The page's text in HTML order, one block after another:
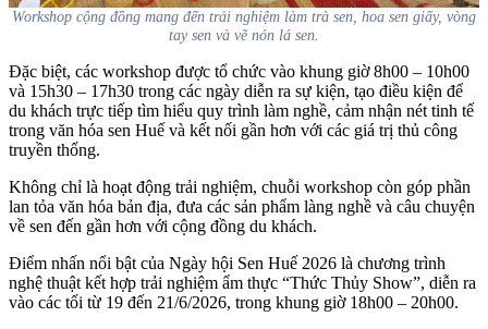
Workshop cộng đồng mang đến trải nghiệm làm trà sen, hoa sen giấy, vòng
tay sen và vẽ nón lá sen.
Đặc biệt, các workshop được tổ chức vào khung giờ 8h00 – 10h00
và 15h30 – 17h30 trong các ngày diễn ra sự kiện, tạo điều kiện để
du khách trực tiếp tìm hiểu quy trình làm nghề, cảm nhận nét tinh tế
trong văn hóa sen Huế và kết nối gần hơn với các giá trị thủ công
truyền thống.
Không chỉ là hoạt động trải nghiệm, chuỗi workshop còn góp phần
lan tỏa văn hóa bản địa, đưa các sản phẩm làng nghề và câu chuyện
về sen đến gần hơn với cộng đồng du khách.
Điểm nhấn nổi bật của Ngày hội Sen Huế 2026 là chương trình
nghệ thuật kết hợp trải nghiệm ẩm thực “Thức Thủy Show”, diễn ra
vào các tối từ 19 đến 21/6/2026, trong khung giờ 18h00 – 20h00.